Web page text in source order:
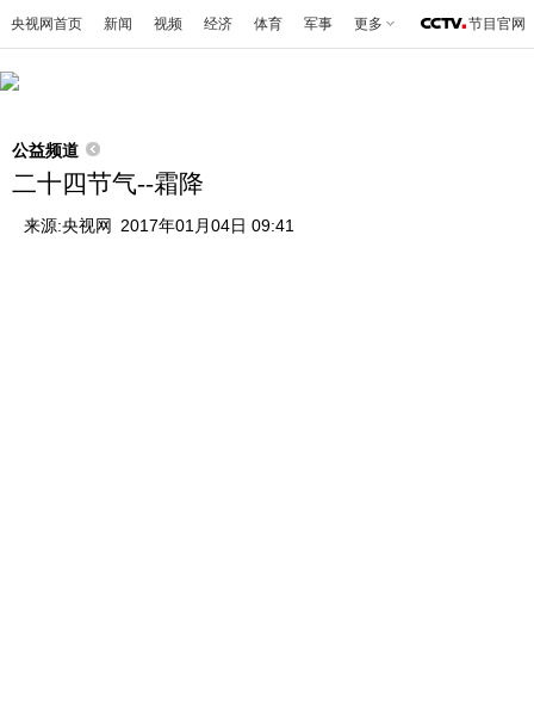
央视网首页 新闻 视频 经济 体育 军事 更多 节目官网
公益频道
二十四节气--霜降
来源:央视网 2017年01月04日 09:41